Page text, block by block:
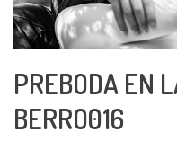
PREBODA EN
BERRO016